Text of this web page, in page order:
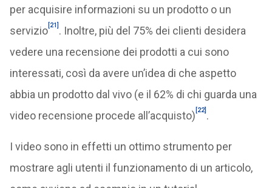
per acquisire informazioni su un prodotto o un
servizio[21] . Inoltre, più del 75% dei clienti desidera
vedere una recensione dei prodotti a cui sono
interessati, così da avere un’idea di che aspetto
abbia un prodotto dal vivo (e il 62% di chi guarda una
video recensione procede all’acquisto) [22] .
I video sono in effetti un ottimo strumento per
mostrare agli utenti il funzionamento di un articolo,